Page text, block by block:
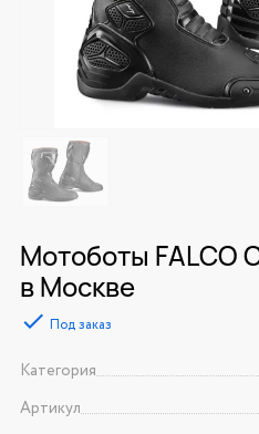
Мотоботы FALCO
в Москве
Под заказ
Категория
Артикул